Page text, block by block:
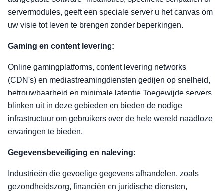
servermodules, geeft een speciale server u het canvas om
uw visie tot leven te brengen zonder beperkingen.
Gaming en content levering:
Online gamingplatforms, content levering networks
(CDN's) en mediastreamingdiensten gedijen op snelheid,
betrouwbaarheid en minimale latentie.Toegewijde servers
blinken uit in deze gebieden en bieden de nodige
infrastructuur om gebruikers over de hele wereld naadloze
ervaringen te bieden.
Gegevensbeveiliging en naleving:
Industrieën die gevoelige gegevens afhandelen, zoals
gezondheidszorg, financiën en juridische diensten,